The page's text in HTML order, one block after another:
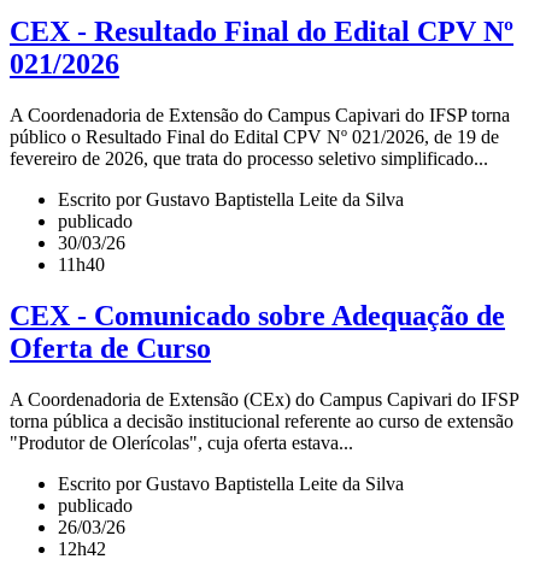
CEX - Resultado Final do Edital CPV Nº
021/2026
A Coordenadoria de Extensão do Campus Capivari do IFSP torna
público o Resultado Final do Edital CPV Nº 021/2026, de 19 de
fevereiro de 2026, que trata do processo seletivo simplificado...
Escrito por Gustavo Baptistella Leite da Silva
publicado
30/03/26
11h40
CEX - Comunicado sobre Adequação de
Oferta de Curso
A Coordenadoria de Extensão (CEx) do Campus Capivari do IFSP
torna pública a decisão institucional referente ao curso de extensão
"Produtor de Olerícolas", cuja oferta estava...
Escrito por Gustavo Baptistella Leite da Silva
publicado
26/03/26
12h42